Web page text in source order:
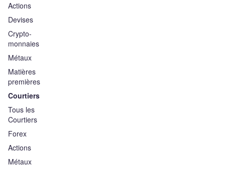
Actions
Devises
Crypto-
monnaies
Métaux
Matières
premières
Courtiers
Tous les
Courtiers
Forex
Actions
Métaux